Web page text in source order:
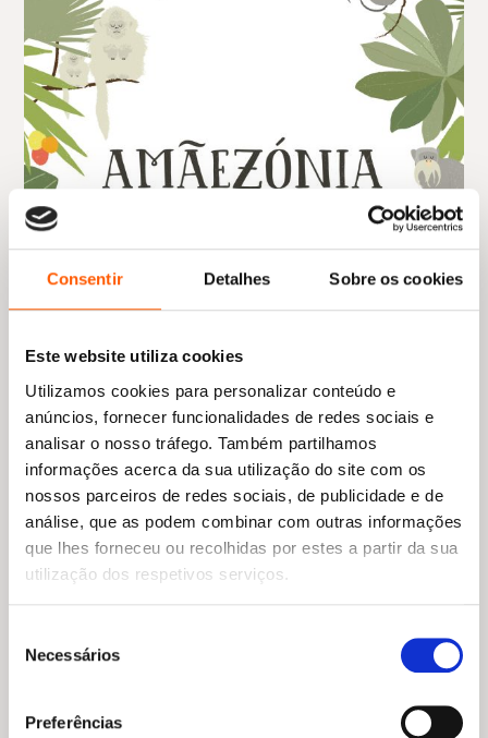
Consentir Detalhes Sobre os cookies
Este website utiliza cookies
Utilizamos cookies para personalizar conteúdo e
anúncios, fornecer funcionalidades de redes sociais e
analisar o nosso tráfego. Também partilhamos
informações acerca da sua utilização do site com os
nossos parceiros de redes sociais, de publicidade e de
análise, que as podem combinar com outras informações
que lhes forneceu ou recolhidas por estes a partir da sua
utilização dos respetivos serviços.
Necessários
Preferências